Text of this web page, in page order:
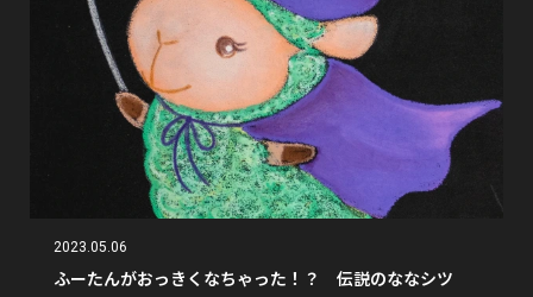
2023.05.06
ふーたんがおっきくなちゃった！？ 伝説のななシツ